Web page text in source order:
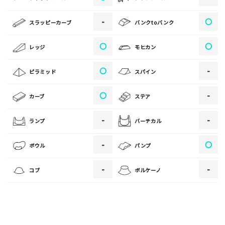
[text photo3alt placeholder "写真の解説※任意]
ご注意事項
・人物の顔が写っている場合はモザイク処理を行います。
・画像の規定サイズは横幅640px以上となります。
スラッピーカーブ - バンクtoバンク 〇
レッジ 〇 モヒカン 〇
ピラミッド 〇 スパイン -
カーブ 〇 ステア -
ランプ - バーチカル -
ボウル - パンプ 〇
コブ - ボルケーノ -